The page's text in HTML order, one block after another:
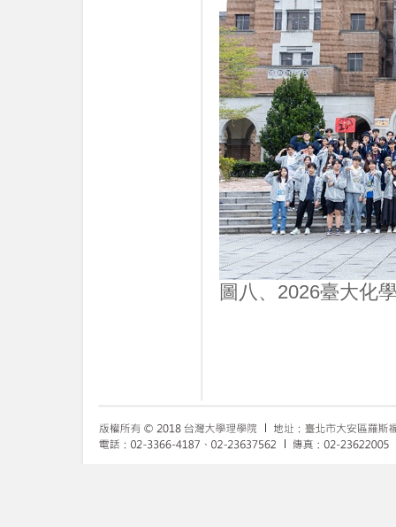
圖八、2026臺大化